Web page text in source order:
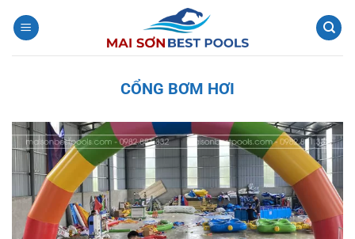
qua
CỔNG BƠM HƠI